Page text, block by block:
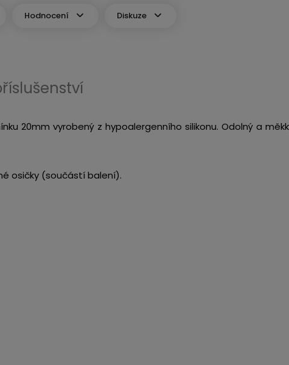
Hodnocení Diskuze
20mm vyrobený z hypoalergenního silikonu. Odolný a
osičky (součástí balení).